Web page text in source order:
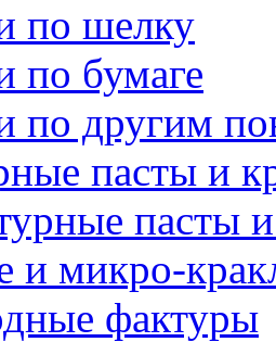
по шелку
по бумаге
по другим
пасты и
пасты
и микро-
фактуры